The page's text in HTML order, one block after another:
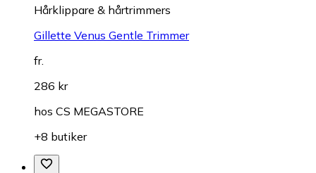
Hårklippare & hårtrimmers
Gillette Venus Gentle Trimmer
fr.
286 kr
hos CS MEGASTORE
+8 butiker